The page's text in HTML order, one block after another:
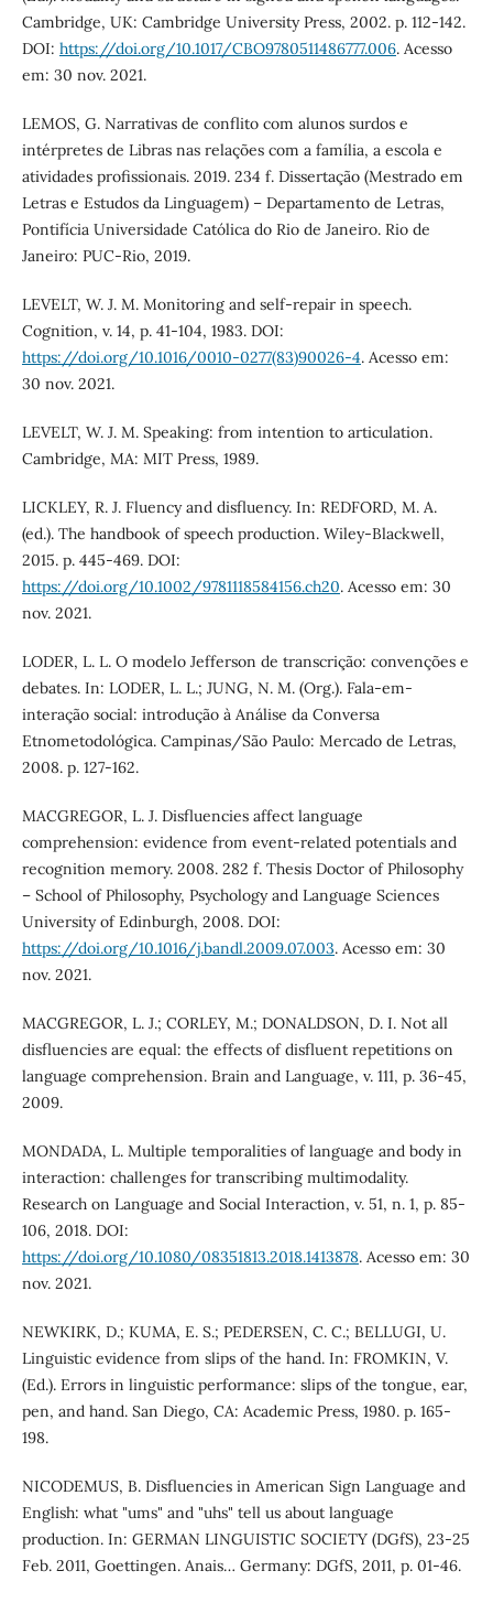
Cambridge, UK: Cambridge University Press, 2002. p. 112-142.
DOI: https://doi.org/10.1017/CBO9780511486777.006. Acesso
em: 30 nov. 2021.
LEMOS, G. Narrativas de conflito com alunos surdos e
intérpretes de Libras nas relações com a família, a escola e
atividades profissionais. 2019. 234 f. Dissertação (Mestrado em
Letras e Estudos da Linguagem) – Departamento de Letras,
Pontifícia Universidade Católica do Rio de Janeiro. Rio de
Janeiro: PUC-Rio, 2019.
LEVELT, W. J. M. Monitoring and self-repair in speech.
Cognition, v. 14, p. 41-104, 1983. DOI:
https://doi.org/10.1016/0010-0277(83)90026-4. Acesso em:
30 nov. 2021.
LEVELT, W. J. M. Speaking: from intention to articulation.
Cambridge, MA: MIT Press, 1989.
LICKLEY, R. J. Fluency and disfluency. In: REDFORD, M. A.
(ed.). The handbook of speech production. Wiley-Blackwell,
2015. p. 445-469. DOI:
https://doi.org/10.1002/9781118584156.ch20. Acesso em: 30
nov. 2021.
LODER, L. L. O modelo Jefferson de transcrição: convenções e
debates. In: LODER, L. L.; JUNG, N. M. (Org.). Fala-em-
interação social: introdução à Análise da Conversa
Etnometodológica. Campinas/São Paulo: Mercado de Letras,
2008. p. 127-162.
MACGREGOR, L. J. Disfluencies affect language
comprehension: evidence from event-related potentials and
recognition memory. 2008. 282 f. Thesis Doctor of Philosophy
– School of Philosophy, Psychology and Language Sciences
University of Edinburgh, 2008. DOI:
https://doi.org/10.1016/j.bandl.2009.07.003. Acesso em: 30
nov. 2021.
MACGREGOR, L. J.; CORLEY, M.; DONALDSON, D. I. Not all
disfluencies are equal: the effects of disfluent repetitions on
language comprehension. Brain and Language, v. 111, p. 36-45,
2009.
MONDADA, L. Multiple temporalities of language and body in
interaction: challenges for transcribing multimodality.
Research on Language and Social Interaction, v. 51, n. 1, p. 85-
106, 2018. DOI:
https://doi.org/10.1080/08351813.2018.1413878. Acesso em: 30
nov. 2021.
NEWKIRK, D.; KUMA, E. S.; PEDERSEN, C. C.; BELLUGI, U.
Linguistic evidence from slips of the hand. In: FROMKIN, V.
(Ed.). Errors in linguistic performance: slips of the tongue, ear,
pen, and hand. San Diego, CA: Academic Press, 1980. p. 165-
198.
NICODEMUS, B. Disfluencies in American Sign Language and
English: what "ums" and "uhs" tell us about language
production. In: GERMAN LINGUISTIC SOCIETY (DGfS), 23-25
Feb. 2011, Goettingen. Anais… Germany: DGfS, 2011, p. 01-46.